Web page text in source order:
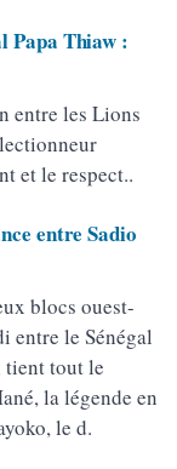
Papa Thiaw :
entre les Lions
et le respect..
entre Sadio
blocs ouest-
entre le Sénégal
tient tout le
la légende en
le d.